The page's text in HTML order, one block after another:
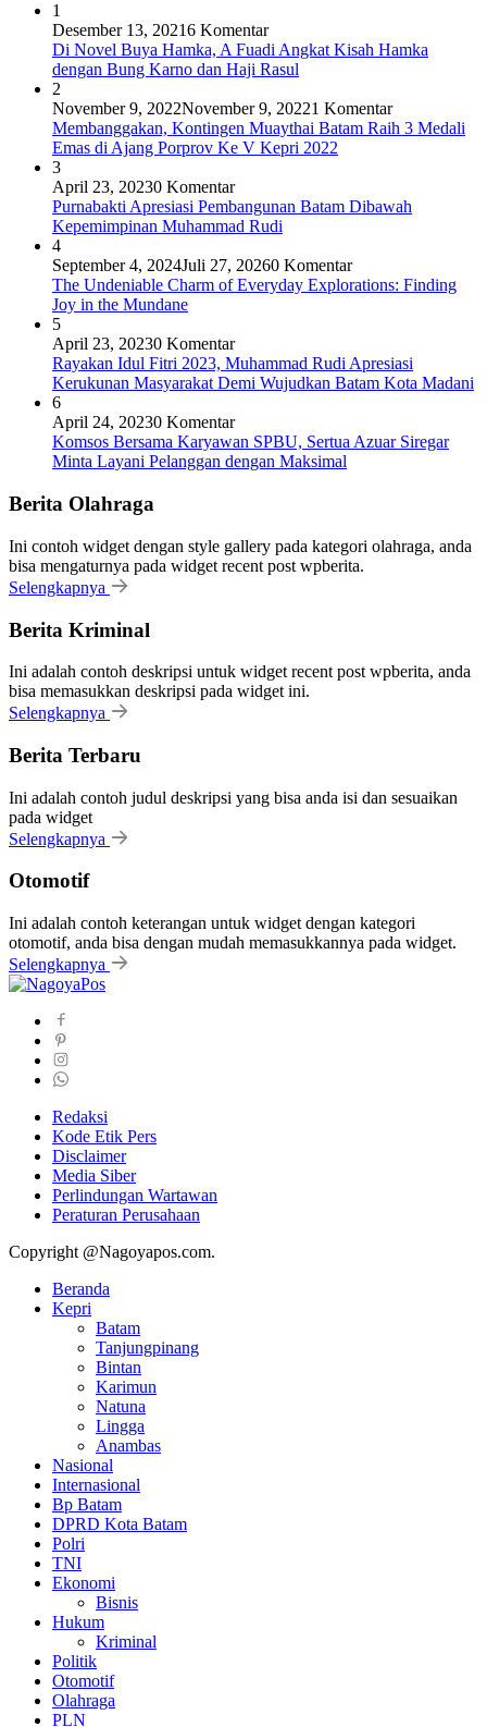
1
Desember 13, 20216 Komentar
Di Novel Buya Hamka, A Fuadi Angkat Kisah Hamka
dengan Bung Karno dan Haji Rasul
2
November 9, 2022November 9, 20221 Komentar
Membanggakan, Kontingen Muaythai Batam Raih 3 Medali
Emas di Ajang Porprov Ke V Kepri 2022
3
April 23, 20230 Komentar
Purnabakti Apresiasi Pembangunan Batam Dibawah
Kepemimpinan Muhammad Rudi
4
September 4, 2024Juli 27, 20260 Komentar
The Undeniable Charm of Everyday Explorations: Finding
Joy in the Mundane
5
April 23, 20230 Komentar
Rayakan Idul Fitri 2023, Muhammad Rudi Apresiasi
Kerukunan Masyarakat Demi Wujudkan Batam Kota Madani
6
April 24, 20230 Komentar
Komsos Bersama Karyawan SPBU, Sertua Azuar Siregar
Minta Layani Pelanggan dengan Maksimal
Berita Olahraga
Ini contoh widget dengan style gallery pada kategori olahraga, anda
bisa mengaturnya pada widget recent post wpberita.
Selengkapnya
Berita Kriminal
Ini adalah contoh deskripsi untuk widget recent post wpberita, anda
bisa memasukkan deskripsi pada widget ini.
Selengkapnya
Berita Terbaru
Ini adalah contoh judul deskripsi yang bisa anda isi dan sesuaikan
pada widget
Selengkapnya
Otomotif
Ini adalah contoh keterangan untuk widget dengan kategori
otomotif, anda bisa dengan mudah memasukkannya pada widget.
Selengkapnya
Redaksi
Kode Etik Pers
Disclaimer
Media Siber
Perlindungan Wartawan
Peraturan Perusahaan
Copyright @Nagoyapos.com.
Beranda
Kepri
Batam
Tanjungpinang
Bintan
Karimun
Natuna
Lingga
Anambas
Nasional
Internasional
Bp Batam
DPRD Kota Batam
Polri
TNI
Ekonomi
Bisnis
Hukum
Kriminal
Politik
Otomotif
Olahraga
PLN